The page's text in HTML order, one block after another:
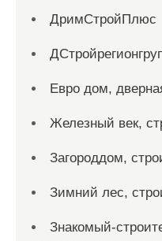
ДримСтройПлюс
Евро дом,
Железный век,
Загороддом,
Зимний лес,
Знакомый-